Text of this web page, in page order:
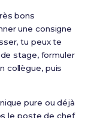
bons
une consigne
tu peux te
stage, formuler
collègue, puis
pure ou déjà
le poste de chef